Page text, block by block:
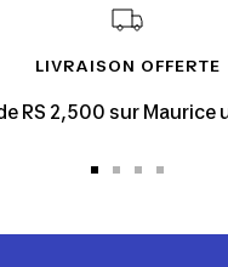
LIVRAISON OFFERTE
RS 2,500 sur Maurice